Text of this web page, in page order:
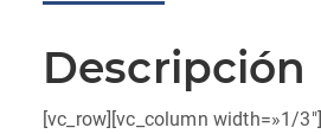
Descripción
[vc_row][vc_column width=»1/3″]